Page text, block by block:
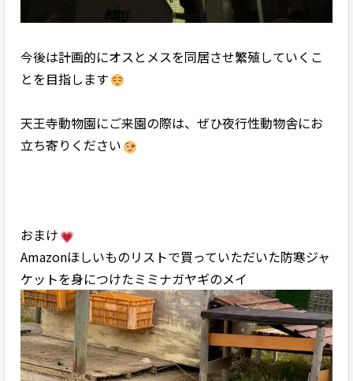
今後は計画的にオスとメスを同居させ繁殖していくこ
とを目指します
天王寺動物園にご来園の際は、ぜひ夜行性動物舎にお
立ち寄りください
おまけ
Amazonほしいものリストで買っていただいた防寒ジャ
ケットを身につけたミミナガヤギのメイ